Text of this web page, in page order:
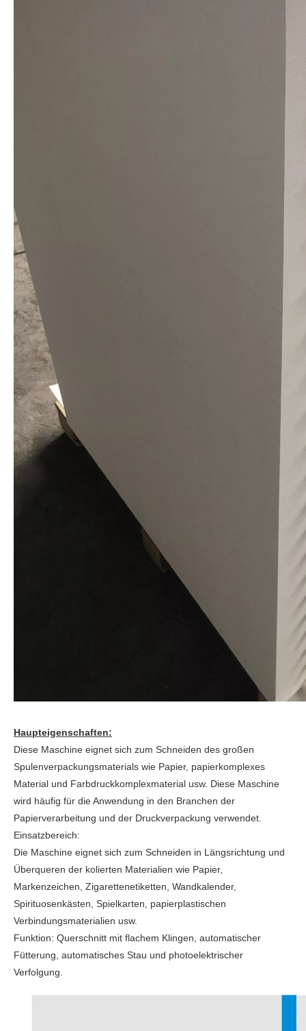
Haupteigenschaften:
Diese Maschine eignet sich zum Schneiden des großen
Spulenverpackungsmaterials wie Papier, papierkomplexes
Material und Farbdruckkomplexmaterial usw. Diese Maschine
wird häufig für die Anwendung in den Branchen der
Papierverarbeitung und der Druckverpackung verwendet.
Einsatzbereich:
Die Maschine eignet sich zum Schneiden in Längsrichtung und
Überqueren der kolierten Materialien wie Papier,
Markenzeichen, Zigarettenetiketten, Wandkalender,
Spirituosenkästen, Spielkarten, papierplastischen
Verbindungsmaterialien usw.
Funktion: Querschnitt mit flachem Klingen, automatischer
Fütterung, automatisches Stau und photoelektrischer
Verfolgung.